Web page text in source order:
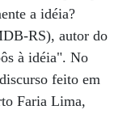
a idéia?
RS), autor do
à idéia". No
feito em
Faria Lima,